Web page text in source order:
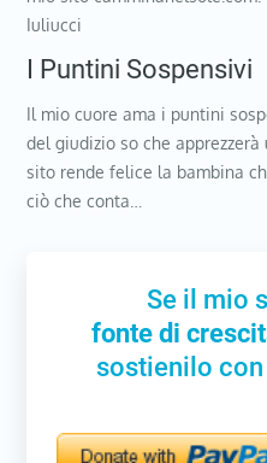
Iuliucci
I Puntini Sospensivi
Il mio cuore ama i puntini
del giudizio so che
sito rende felice la bambina
ciò che conta…
Se il mio
fonte di
sostienilo